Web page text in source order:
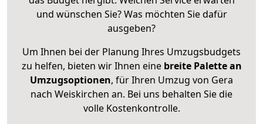
und wünschen Sie? Was möchten Sie dafür
ausgeben?
Um Ihnen bei der Planung Ihres Umzugsbudgets
zu helfen, bieten wir Ihnen eine breite Palette an
Umzugsoptionen, für Ihren Umzug von Gera
nach Weiskirchen an. Bei uns behalten Sie die
volle Kostenkontrolle.